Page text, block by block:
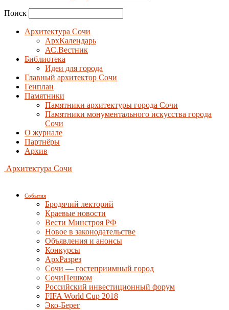
Поиск
Архитектура Сочи
АрхКалендарь
АС.Вестник
Библиотека
Идеи для города
Главный архитектор Сочи
Генплан
Памятники
Памятники архитектуры города Сочи
Памятники монументального искусства города
Сочи
О журнале
Партнёры
Архив
Архитектура Сочи
События
Бродячий лекторий
Краевые новости
Вести Минстроя РФ
Новое в законодательстве
Объявления и анонсы
Конкурсы
АрхРазрез
Сочи — гостеприимный город
СочиПешком
Российский инвестиционный форум
FIFA World Cup 2018
Эко-Берег